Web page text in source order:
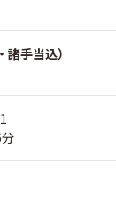
手当込）